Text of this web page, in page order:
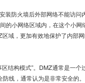
防火墙后外部网络不能访问
小网络区域内，在这个小
域，更加有效地保护了内部
构模式”。DMZ通常是一个
线，通常认为是非常安全的